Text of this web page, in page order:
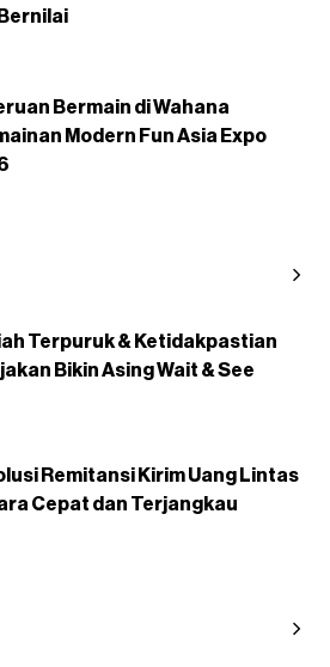
Bermain di Wahana
Modern Fun Asia Expo
Terpuruk & Ketidakpastian
Bikin Asing Wait & See
Remitansi Kirim Uang Lintas
Cepat dan Terjangkau